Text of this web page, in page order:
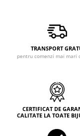
TRANSPORT
pentru comenzi mai mari
CERTIFICAT DE
CALITATE LA TOATE